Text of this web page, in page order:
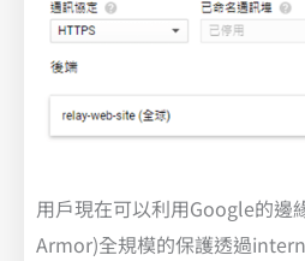
用戶現在可以利用Google的邊
Armor)全規模的保護透過